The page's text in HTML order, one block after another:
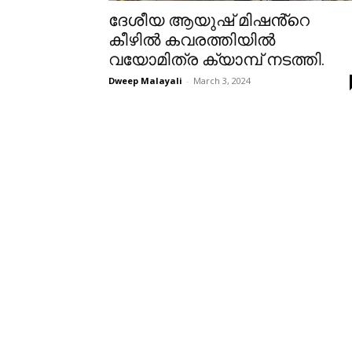
ദേശീയ ആയുഷ് മിഷൻ്റെ
കീഴിൽ കവരത്തിയിൽ
വയോമിത്ര ക്യാമ്പ് നടത്തി.
Dweep Malayali - March 3, 2024